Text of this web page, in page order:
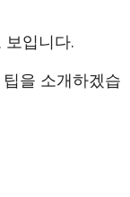
입니다.
을 소개하겠습